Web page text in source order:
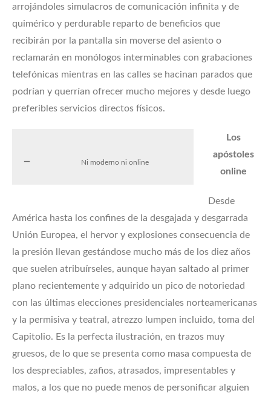
arrojándoles simulacros de comunicación infinita y de
quimérico y perdurable reparto de beneficios que
recibirán por la pantalla sin moverse del asiento o
reclamarán en monólogos interminables con grabaciones
telefónicas mientras en las calles se hacinan parados que
podrían y querrían ofrecer mucho mejores y desde luego
preferibles servicios directos físicos.
Ni moderno ni online
Los
apóstoles
online
Desde
América hasta los confines de la desgajada y desgarrada
Unión Europea, el hervor y explosiones consecuencia de
la presión llevan gestándose mucho más de los diez años
que suelen atribuírseles, aunque hayan saltado al primer
plano recientemente y adquirido un pico de notoriedad
con las últimas elecciones presidenciales norteamericanas
y la permisiva y teatral, atrezzo lumpen incluido, toma del
Capitolio. Es la perfecta ilustración, en trazos muy
gruesos, de lo que se presenta como masa compuesta de
los despreciables, zafios, atrasados, impresentables y
malos, a los que no puede menos de personificar alguien